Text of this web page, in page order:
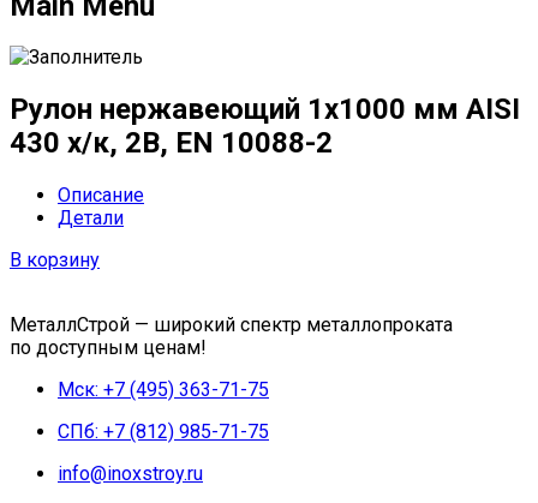
Рулон нержавеющий 1х1000 мм AISI
430 х/к, 2B, EN 10088-2
Описание
Детали
В корзину
МеталлСтрой — широкий спектр металлопроката
по доступным ценам!
Мск: +7 (495) 363-71-75
СПб: +7 (812) 985-71-75
info@inoxstroy.ru